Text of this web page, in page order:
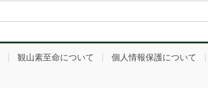
観山素至命について 個人情報保護について